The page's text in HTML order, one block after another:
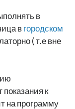
в
в городском
( т.е вне
показания к
на программу